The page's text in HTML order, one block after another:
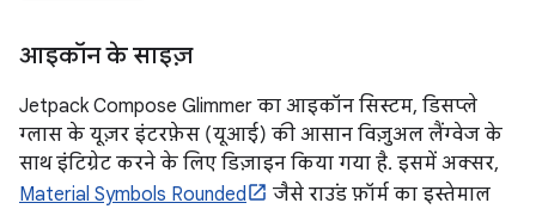
आइकॉन के साइज़
Jetpack Compose Glimmer का आइकॉन सिस्टम, डिसप्ले
ग्लास के यूज़र इंटरफ़ेस (यूआई) की आसान विज़ुअल लैंग्वेज के
साथ इंटिग्रेट करने के लिए डिज़ाइन किया गया है. इसमें अक्सर,
Material Symbols Rounded
जैसे राउंड फ़ॉर्म का इस्तेमाल